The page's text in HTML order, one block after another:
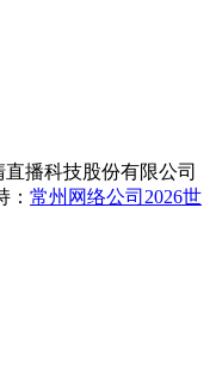
直播科技股份有限公司
： 常州网络公司2026世